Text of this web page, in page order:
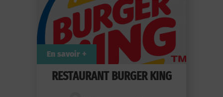
RESTAURANT BURGER KING
En savoir +